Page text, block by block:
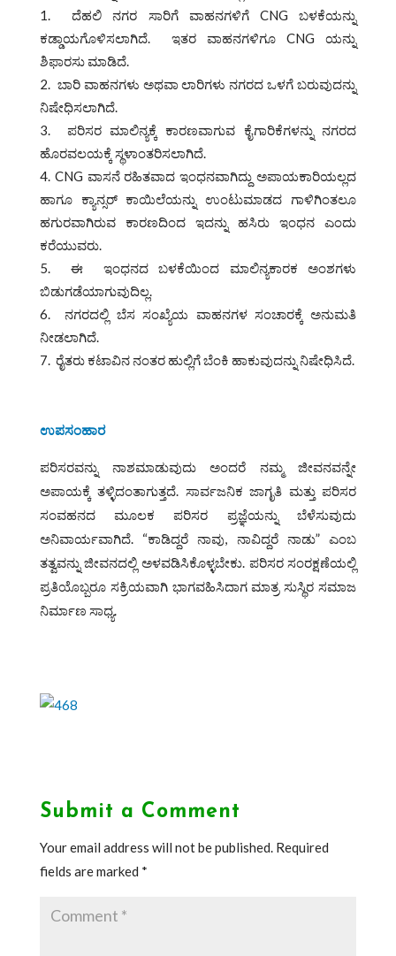
ದೆಹಲಿ ನಗರ ಸಾರಿಗೆ ವಾಹನಗಳಿಗೆ CNG ಬಳಕೆಯನ್ನು
ಕಡ್ಡಾಯಗೊಳಿಸಲಾಗಿದೆ. ಇತರ ವಾಹನಗಳಿಗೂ CNG ಯನ್ನು
ಶಿಫಾರಸು ಮಾಡಿದೆ.
ಬಾರಿ ವಾಹನಗಳು ಅಥವಾ ಲಾರಿಗಳು ನಗರದ ಒಳಗೆ ಬರುವುದನ್ನು
ನಿಷೇಧಿಸಲಾಗಿದೆ.
ಪರಿಸರ ಮಾಲಿನ್ಯಕ್ಕೆ ಕಾರಣವಾಗುವ ಕೈಗಾರಿಕೆಗಳನ್ನು ನಗರದ
ಹೊರವಲಯಕ್ಕೆ ಸ್ಥಳಾಂತರಿಸಲಾಗಿದೆ.
CNG ವಾಸನೆ ರಹಿತವಾದ ಇಂಧನವಾಗಿದ್ದು ಅಪಾಯಕಾರಿಯಲ್ಲದ
ಹಾಗೂ ಕ್ಯಾನ್ಸರ್ ಕಾಯಿಲೆಯನ್ನು ಉಂಟುಮಾಡದ ಗಾಳಿಗಿಂತಲೂ
ಹಗುರವಾಗಿರುವ ಕಾರಣದಿಂದ ಇದನ್ನು ಹಸಿರು ಇಂಧನ ಎಂದು
ಕರೆಯುವರು.
ಈ ಇಂಧನದ ಬಳಕೆಯಿಂದ ಮಾಲಿನ್ಯಕಾರಕ ಅಂಶಗಳು
ಬಿಡುಗಡೆಯಾಗುವುದಿಲ್ಲ.
ನಗರದಲ್ಲಿ ಬೆಸ ಸಂಖ್ಯೆಯ ವಾಹನಗಳ ಸಂಚಾರಕ್ಕೆ ಅನುಮತಿ
ನೀಡಲಾಗಿದೆ.
ರೈತರು ಕಟಾವಿನ ನಂತರ ಹುಲ್ಲಿಗೆ ಬೆಂಕಿ ಹಾಕುವುದನ್ನು ನಿಷೇಧಿಸಿದೆ.
ಉಪಸಂಹಾರ
ಪರಿಸರವನ್ನು ನಾಶಮಾಡುವುದು ಅಂದರೆ ನಮ್ಮ ಜೀವನವನ್ನೇ
ಅಪಾಯಕ್ಕೆ ತಳ್ಳಿದಂತಾಗುತ್ತದೆ. ಸಾರ್ವಜನಿಕ ಜಾಗೃತಿ ಮತ್ತು ಪರಿಸರ
ಸಂವಹನದ ಮೂಲಕ ಪರಿಸರ ಪ್ರಜ್ಞೆಯನ್ನು ಬೆಳೆಸುವುದು
ಅನಿವಾರ್ಯವಾಗಿದೆ. “ಕಾಡಿದ್ದರೆ ನಾವು, ನಾವಿದ್ದರೆ ನಾಡು” ಎಂಬ
ತತ್ವವನ್ನು ಜೀವನದಲ್ಲಿ ಅಳವಡಿಸಿಕೊಳ್ಳಬೇಕು. ಪರಿಸರ ಸಂರಕ್ಷಣೆಯಲ್ಲಿ
ಪ್ರತಿಯೊಬ್ಬರೂ ಸಕ್ರಿಯವಾಗಿ ಭಾಗವಹಿಸಿದಾಗ ಮಾತ್ರ ಸುಸ್ಥಿರ ಸಮಾಜ
ನಿರ್ಮಾಣ ಸಾಧ್ಯ.
Submit a Comment
Your email address will not be published. Required
fields are marked *